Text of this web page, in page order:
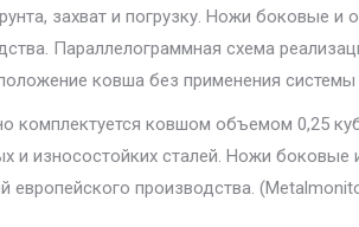
захват и погрузку. Ножи боковые и
Параллелограммная схема
ковша без применения
комплектуется ковшом объемом 0,25
и износостойких сталей. Ножи боковые
европейского производства.